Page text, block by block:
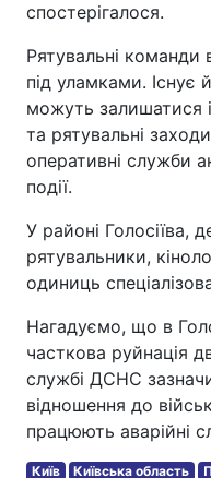
спостерігалося.
Рятувальні команди
під уламками. Існує
можуть залишатися
та рятувальні
оперативні служби
події.
У районі Голосіїва,
рятувальники,
одиниць
Нагадуємо, що в
часткова руйнація
службі ДСНС
відношення до
працюють аварійні
Київ Київська область